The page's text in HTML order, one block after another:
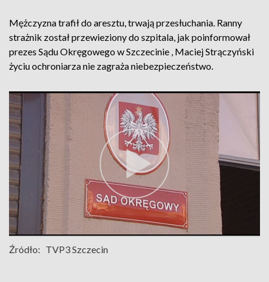
Mężczyzna trafił do aresztu, trwają przesłuchania. Ranny
strażnik został przewieziony do szpitala, jak poinformował
prezes Sądu Okręgowego w Szczecinie , Maciej Strączyński
życiu ochroniarza nie zagraża niebezpieczeństwo.
Źródło: TVP3 Szczecin